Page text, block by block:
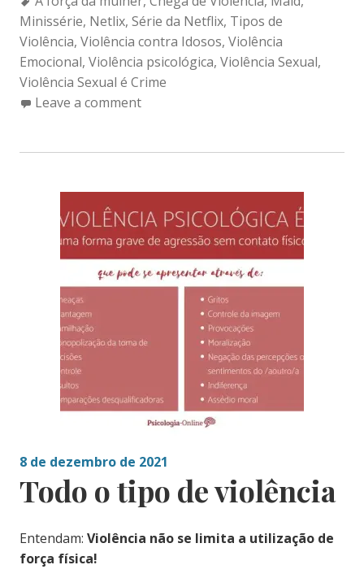
Minissérie, Netlix, Série da Netflix, Tipos de
Violência, Violência contra Idosos, Violência
Emocional, Violência psicológica, Violência Sexual,
Violência Sexual é Crime
Leave a comment
8 de dezembro de 2021
Todo o tipo de violência
Entendam: Violência não se limita a utilização de
força física!